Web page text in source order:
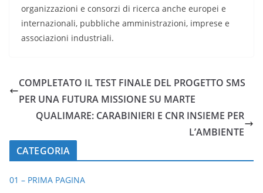
organizzazioni e consorzi di ricerca anche europei e
internazionali, pubbliche amministrazioni, imprese e
associazioni industriali.
COMPLETATO IL TEST FINALE DEL PROGETTO SMS
PER UNA FUTURA MISSIONE SU MARTE
QUALIMARE: CARABINIERI E CNR INSIEME PER
L’AMBIENTE
CATEGORIA
01 – PRIMA PAGINA